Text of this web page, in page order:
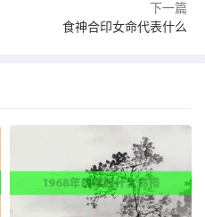
下一篇
食神合印女命代表什么